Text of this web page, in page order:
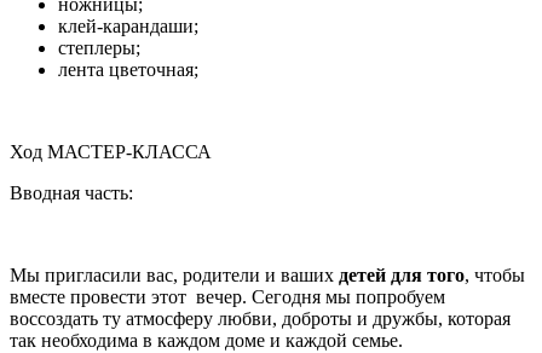
ножницы;
клей-карандаши;
степлеры;
лента цветочная;
Ход МАСТЕР-КЛАССА
Вводная часть:
Мы пригласили вас, родители и ваших детей для того, чтобы
вместе провести этот вечер. Сегодня мы попробуем
воссоздать ту атмосферу любви, доброты и дружбы, которая
так необходима в каждом доме и каждой семье.